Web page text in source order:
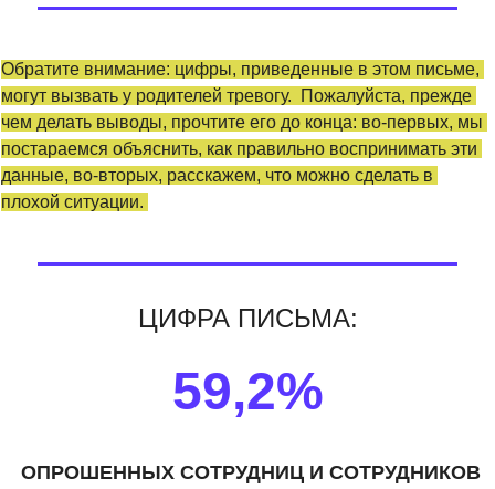
Обратите внимание: цифры, приведенные в этом письме,
могут вызвать у родителей тревогу.  Пожалуйста, прежде
чем делать выводы, прочтите его до конца: во-первых, мы
постараемся объяснить, как правильно воспринимать эти
данные, во-вторых, расскажем, что можно сделать в
плохой ситуации.
ЦИФРА ПИСЬМА:
59,2%